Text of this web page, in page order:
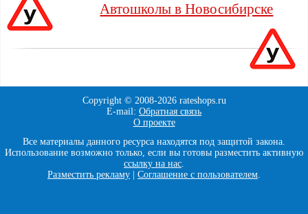
Автошколы в Новосибирске
Copyright © 2008-2026 rateshops.ru
E-mail: Обратная связь
О проекте
Все материалы данного ресурса находятся под защитой закона.
Использование возможно только, если вы готовы разместить активную
ссылку на нас.
Разместить рекламу
Соглашение с пользователем.